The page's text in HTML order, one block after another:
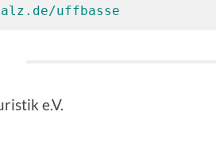
uffbasse
e.V.